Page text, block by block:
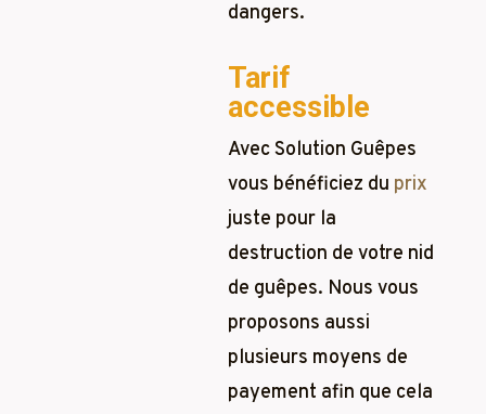
dangers.
Tarif
accessible
Avec Solution Guêpes
vous bénéficiez du prix
juste pour la
destruction de votre nid
de guêpes. Nous vous
proposons aussi
plusieurs moyens de
payement afin que cela